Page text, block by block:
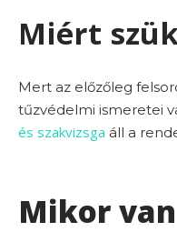
Miért
Mert az előzőleg
tűzvédelmi ismeretei
és szakvizsga áll a
Mikor